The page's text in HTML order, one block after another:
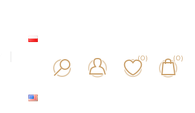
(0) (0)